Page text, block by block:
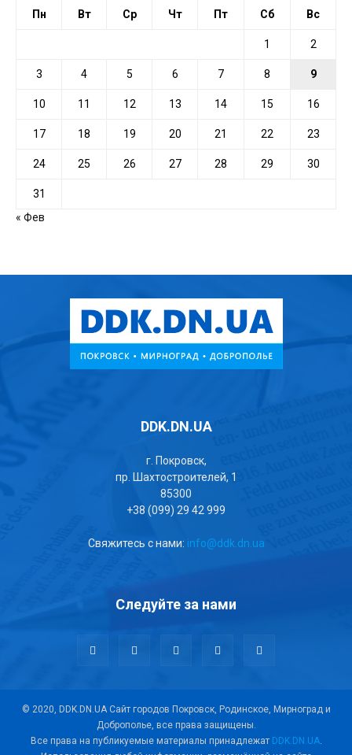
Пн Вт Ср Чт Пт Сб Вс
1 2
3 4 5 6 7 8 9
10 11 12 13 14 15 16
17 18 19 20 21 22 23
24 25 26 27 28 29 30
31
« Фев
DDK.DN.UA
г. Покровск,
пр. Шахтостроителей, 1
85300
+38 (099) 29 42 999
Свяжитесь с нами: info@ddk.dn.ua
Следуйте за нами
© 2020, DDK.DN.UA Сайт городов Покровск, Родинское, Мирноград и
Доброполье, все права защищены.
Все права на публикуемые материалы принадлежат DDK.DN.UA.